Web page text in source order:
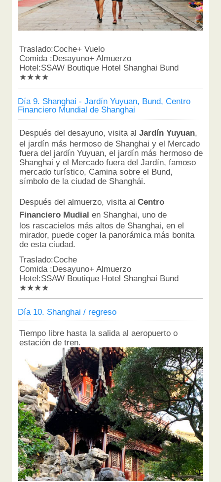
Traslado:Coche+ Vuelo
Comida :Desayuno+ Almuerzo
Hotel:SSAW Boutique Hotel Shanghai Bund
★★★★
Día 9. Shanghai - Jardín Yuyuan, Bund, Centro
Financiero Mundial de Shanghai
Después del desayuno, visita alJardín Yuyuan,
el jardín más hermoso de Shanghai y el Mercado
fuera del jardín Yuyuan, el jardín más hermoso de
Shanghai y el Mercado fuera del Jardín, famoso
mercado turístico, Camina sobre el Bund,
símbolo de la ciudad de Shanghái.
Después del almuerzo, visita alCentro
Financiero Mudialen Shanghai, uno de
los rascacielos más altos de Shanghai, en el
mirador, puede coger la panorámica más bonita
de esta ciudad.
Traslado:Coche
Comida :Desayuno+ Almuerzo
Hotel:SSAW Boutique Hotel Shanghai Bund
★★★★
Día 10. Shanghai / regreso
Tiempo libre hasta la salida al aeropuerto o
estación de tren.